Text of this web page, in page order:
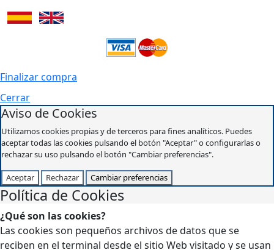
Finalizar compra
Cerrar
Aviso de Cookies
Utilizamos cookies propias y de terceros para fines analíticos. Puedes
aceptar todas las cookies pulsando el botón "Aceptar" o configurarlas o
rechazar su uso pulsando el botón "Cambiar preferencias".
Aceptar Rechazar Cambiar preferencias
Política de Cookies
¿Qué son las cookies?
Las cookies son pequeños archivos de datos que se
reciben en el terminal desde el sitio Web visitado y se usan